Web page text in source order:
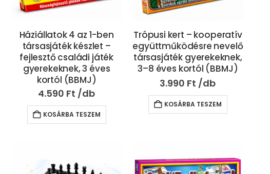
Háziállatok 4 az 1-ben
társasjáték készlet –
fejlesztő családi játék
gyerekeknek, 3 éves
kortól (BBMJ)
4.590 Ft
KOSÁRBA TESZEM
Trópusi kert – kooperatív
együttműködésre nevelő
társasjáték gyerekeknek,
3–8 éves kortól (BBMJ)
3.990 Ft
KOSÁRBA TESZEM